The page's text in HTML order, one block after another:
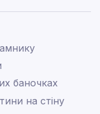
баночках
на стіну